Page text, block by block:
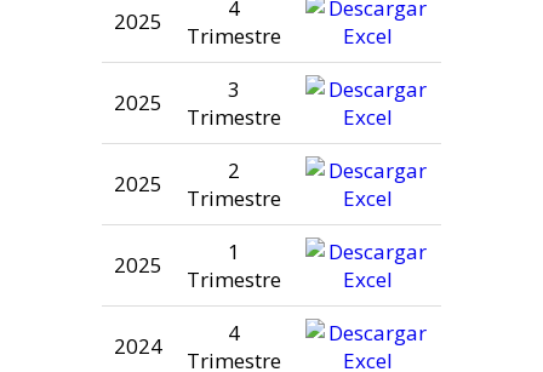
2025
4
Trimestre
2025
3
Trimestre
2025
2
Trimestre
2025
1
Trimestre
2024
4
Trimestre